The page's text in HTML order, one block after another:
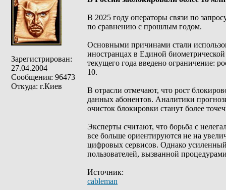
Зарегистрирован:
27.04.2004
Сообщения: 96473
Откуда: г.Киев
В 2025 году операторы связи по
по сравнению с прошлым годом.
Основными причинами стали
иностранцах в Единой
текущего года введено ограничение:
10.
В отрасли отмечают, что рост
данных абонентов. Аналитики
очисток блокировки станут более
Эксперты считают, что борьба с
все больше ориентируются не на
цифровых сервисов. Однако
пользователей, вызванной
Источник:
cableman